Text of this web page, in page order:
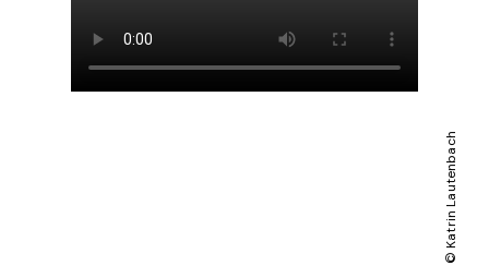
© Katrin Lautenbach